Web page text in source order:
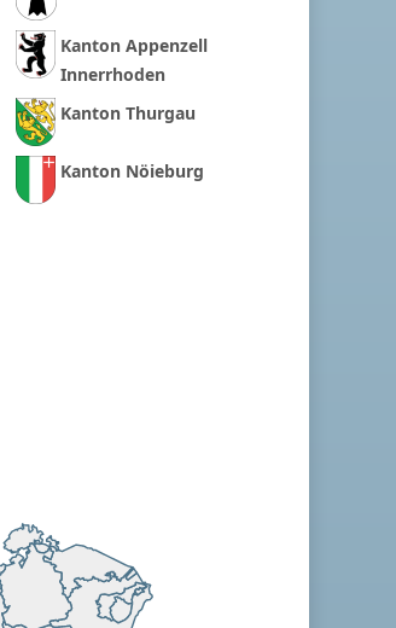
Kanton Appenzell
Innerrhoden
Kanton Thurgau
Kanton Nöieburg